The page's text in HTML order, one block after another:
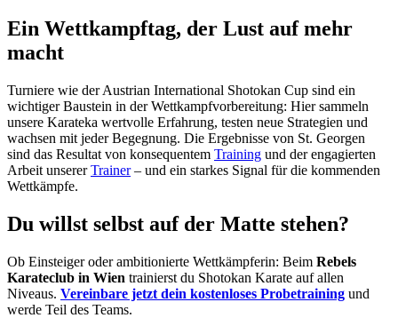
Ein Wettkampftag, der Lust auf mehr
macht
Turniere wie der Austrian International Shotokan Cup sind ein
wichtiger Baustein in der Wettkampfvorbereitung: Hier sammeln
unsere Karateka wertvolle Erfahrung, testen neue Strategien und
wachsen mit jeder Begegnung. Die Ergebnisse von St. Georgen
sind das Resultat von konsequentem Training und der engagierten
Arbeit unsererTrainer– und ein starkes Signal für die kommenden
Wettkämpfe.
Du willst selbst auf der Matte stehen?
Ob Einsteiger oder ambitionierte Wettkämpferin: Beim Rebels
Karateclub in Wien trainierst du Shotokan Karate auf allen
Niveaus. Vereinbare jetzt dein kostenloses Probetraining und
werde Teil des Teams.